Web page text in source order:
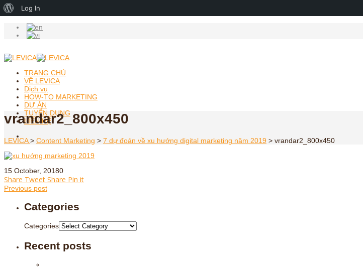
TRANG CHỦ
VỀ LEVICA
Dịch vụ
HOW-TO MARKETING
DỰ ÁN
TUYỂN DỤNG
LIÊN HỆ
vrandar2_800x450
LEVICA> Content Marketing > 7 dự đoán về xu hướng digital marketing năm 2019 > vrandar2_800x450
15 October, 20180
Share Tweet Share Pin it
Previous post
Categories
Categories
Recent posts
About
WordPress
Log In